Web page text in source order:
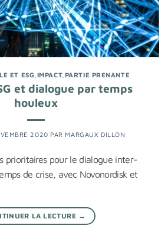
ET ESG IMPACT, PARTIE PRENANTE
et dialogue par temps
houleux
2020 PAR MARGAUX DILLON
prioritaires pour le dialogue inter-
de crise, avec Novonordisk et
LA LECTURE →